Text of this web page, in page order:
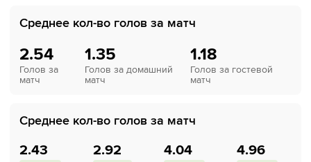
Среднее кол-во голов за матч
2.54
Голов за
матч
1.35
Голов за домашний
матч
1.18
Голов за гостевой
матч
Среднее кол-во голов за матч
2.43 2.92 4.04 4.96